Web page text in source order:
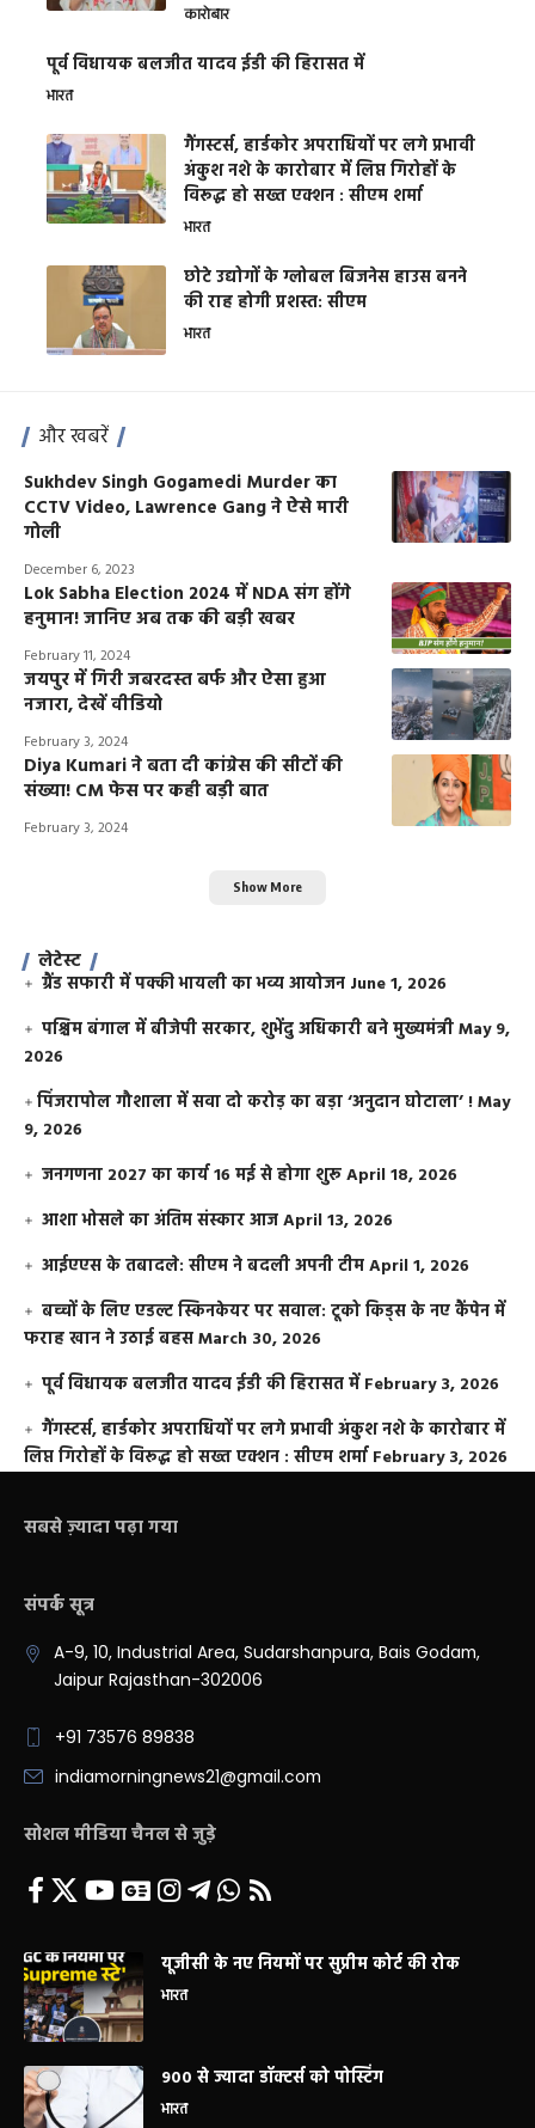
कारोबार
पूर्व विधायक बलजीत यादव ईडी की हिरासत में
भारत
गैंगस्टर्स, हार्डकोर अपराधियों पर लगे प्रभावी
अंकुश नशे के कारोबार में लिप्त गिरोहों के
विरूद्ध हो सख्त एक्शन : सीएम शर्मा
भारत
छोटे उद्योगों के ग्लोबल बिजनेस हाउस बनने
की राह होगी प्रशस्त: सीएम
भारत
और खबरें
Sukhdev Singh Gogamedi Murder का
CCTV Video, Lawrence Gang ने ऐसे मारी
गोली
December 6, 2023
Lok Sabha Election 2024 में NDA संग होंगे
हनुमान! जानिए अब तक की बड़ी खबर
February 11, 2024
जयपुर में गिरी जबरदस्त बर्फ और ऐसा हुआ
नजारा, देखें वीडियो
February 3, 2024
Diya Kumari ने बता दी कांग्रेस की सीटों की
संख्या! CM फेस पर कही बड़ी बात
February 3, 2024
Show More
लेटेस्ट
ग्रैंड सफारी में पक्की भायली का भव्य आयोजन June 1, 2026
पश्चिम बंगाल में बीजेपी सरकार, शुभेंदु अधिकारी बने मुख्यमंत्रीMay 9,
2026
​पिंजरापोल गौशाला में सवा दो करोड़ का बड़ा ‘अनुदान घोटाला’ !May
9, 2026
जनगणना 2027 का कार्य 16 मई से होगा शुरूApril 18, 2026
आशा भोसले का अंतिम संस्कार आजApril 13, 2026
आईएएस के तबादले: सीएम ने बदली अपनी टीमApril 1, 2026
बच्चों के लिए एडल्ट स्किनकेयर पर सवाल: टूको किड्स के नए कैंपेन में
फराह खान ने उठाई बहसMarch 30, 2026
पूर्व विधायक बलजीत यादव ईडी की हिरासत में February 3, 2026
गैंगस्टर्स, हार्डकोर अपराधियों पर लगे प्रभावी अंकुश नशे के कारोबार में
लिप्त गिरोहों के विरूद्ध हो सख्त एक्शन : सीएम शर्मा February 3, 2026
सबसे ज़्यादा पढ़ा गया
संपर्क सूत्र
A-9, 10, Industrial Area, Sudarshanpura, Bais Godam,
Jaipur Rajasthan-302006
+91 73576 89838
indiamorningnews21@gmail.com
सोशल मीडिया चैनल से जुड़े
यूजीसी के नए नियमों पर सुप्रीम कोर्ट की रोक
भारत
900 से ज्यादा डॉक्टर्स को पोस्टिंग
भारत